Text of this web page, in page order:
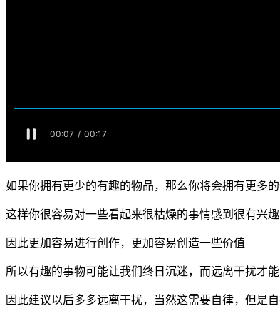
如果你拥有更少的有趣的物品，那么你将会拥有更多
这样你很容易对一些看起来很枯燥的事情感到很有兴
因此更加容易进行创作，更加容易创造一些价值
所以有趣的事物可能让我们终日沉迷，而远离干扰才
因此建议以后多多远离干扰，当然这需要自律，但是